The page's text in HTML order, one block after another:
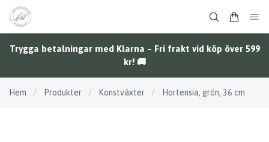
Trygga betalningar med Klarna – Fri frakt vid köp över 599
kr! 🚚
Hem / Produkter / Konstväxter / Hortensia, grön, 36 cm